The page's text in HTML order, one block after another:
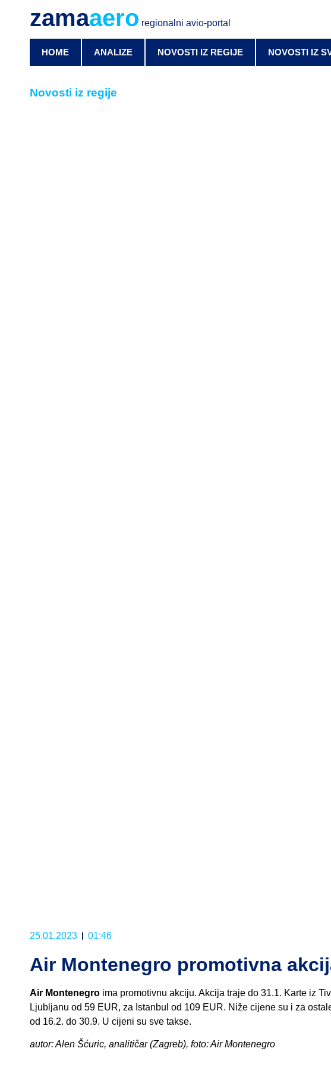
zamaaero regionalni avio-portal
HOME ANALIZE NOVOSTI IZ REGIJE NOVOSTI IZ
Novosti iz regije
25.01.2023 01:46
Air Montenegro promotivna
Air Montenegro ima promotivnu akciju. Akcija traje do 31.1. Karte iz
Ljubljanu od 59 EUR, za Istanbul od 109 EUR. Niže cijene su i za
od 16.2. do 30.9. U cijeni su sve takse.
autor: Alen Šćuric, analitičar (Zagreb), foto: Air Montenegro